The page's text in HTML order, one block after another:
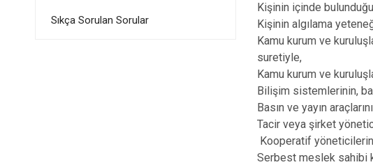
Sıkça Sorulan Sorular
Kişinin içinde
Kişinin algılama
Kamu kurum ve
suretiyle,
Kamu kurum ve
Bilişim sistemlerinin,
Basın ve yayın
Tacir veya şirket
Kooperatif
Serbest meslek sahibi